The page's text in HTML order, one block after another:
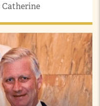
Catherine